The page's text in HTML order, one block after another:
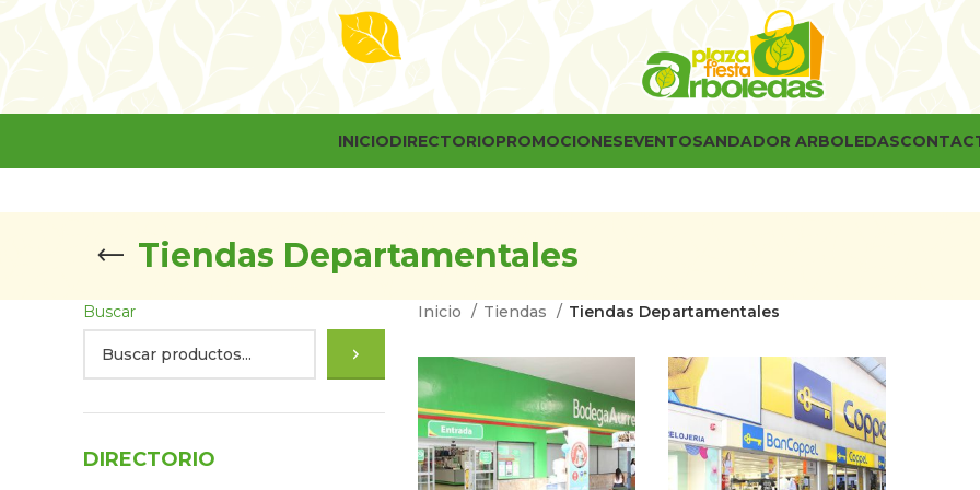
INICIODIRECTORIOPROMOCIONESEVENTOSANDADOR ARBOLEDAS
Tiendas Departamentales
Buscar
DIRECTORIO
Inicio Tiendas Tiendas Departamentales